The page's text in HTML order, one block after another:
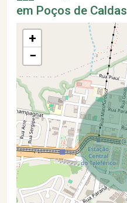
em Poços de Caldas
+
−